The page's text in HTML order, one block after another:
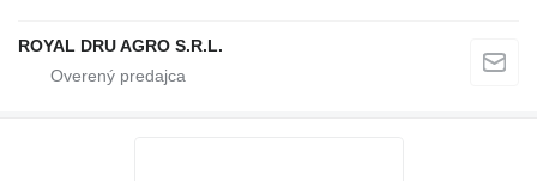
ROYAL DRU AGRO S.R.L.